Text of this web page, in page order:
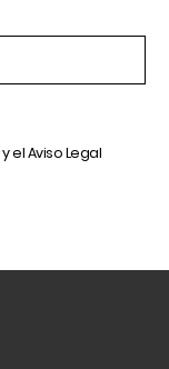
y elAviso Legal